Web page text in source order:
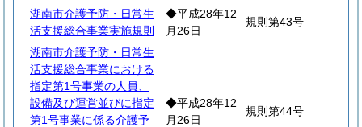
湖南市介護予防・日常生
活支援総合事業実施規則
◆平成28年12
月26日
規則第43号
湖南市介護予防・日常生
活支援総合事業における
指定第1号事業の人員、
設備及び運営並びに指定
第1号事業に係る介護予
◆平成28年12
月26日
規則第44号